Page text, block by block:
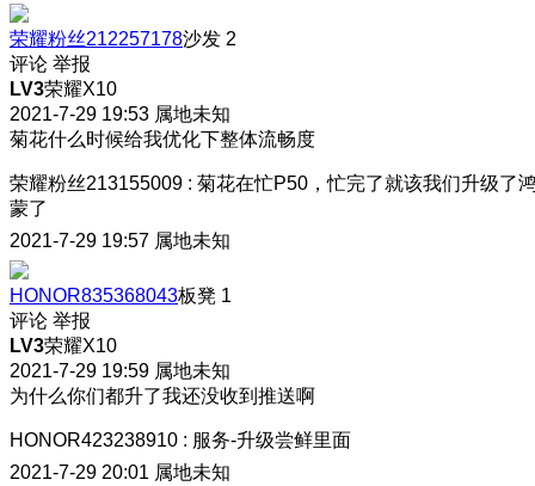
荣耀粉丝212257178沙发 2
评论 举报
LV3荣耀X10
2021-7-29 19:53 属地未知
菊花什么时候给我优化下整体流畅度
荣耀粉丝213155009 : 菊花在忙P50，忙完了就该我们升级了
蒙了
2021-7-29 19:57 属地未知
HONOR835368043板凳 1
评论 举报
LV3荣耀X10
2021-7-29 19:59 属地未知
为什么你们都升了我还没收到推送啊
HONOR423238910 : 服务-升级尝鲜里面
2021-7-29 20:01 属地未知